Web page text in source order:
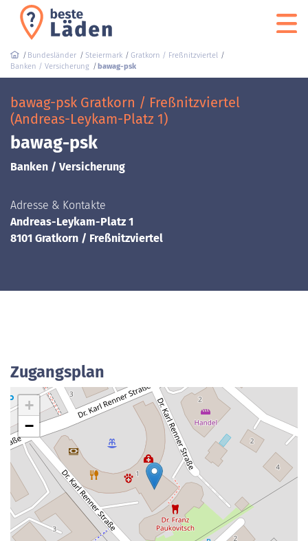
Bundesländer Steiermark
Gratkorn / Freßnitzviertel
Banken / Versicherung
bawag-psk
bawag-psk Gratkorn / Freßnitzviertel
(Andreas-Leykam-Platz 1)
bawag-psk
Banken / Versicherung
Adresse & Kontakte
Andreas-Leykam-Platz 1
8101 Gratkorn / Freßnitzviertel
Zugangsplan
+
−